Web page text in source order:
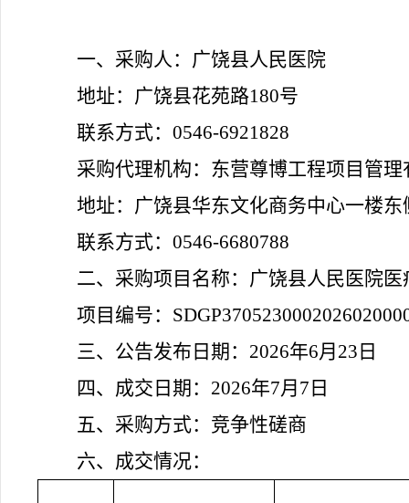
一、 采购人： 广饶县人民医院
地址： 广饶县花苑路180号
联系方式： 0546-6921828
采购代理机构： 东营尊博工程项目管理
地址： 广饶县华东文化商务中心一楼东
联系方式： 0546-6680788
二、采购项目名称： 广饶县人民医院
项目编号：
三、公告发布日期： 2026年6月 23 日
四、成交日期： 2026年7月 7 日
五、采购方式： 竞争性磋商
六、成交情况：